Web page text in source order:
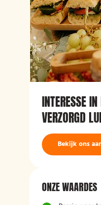
INTERESSE
VERZORGD
Bekijk ons
ONZE WAARDES